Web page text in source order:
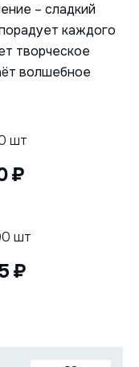
– сладкий
каждого
творческое
волшебное
шт
шт